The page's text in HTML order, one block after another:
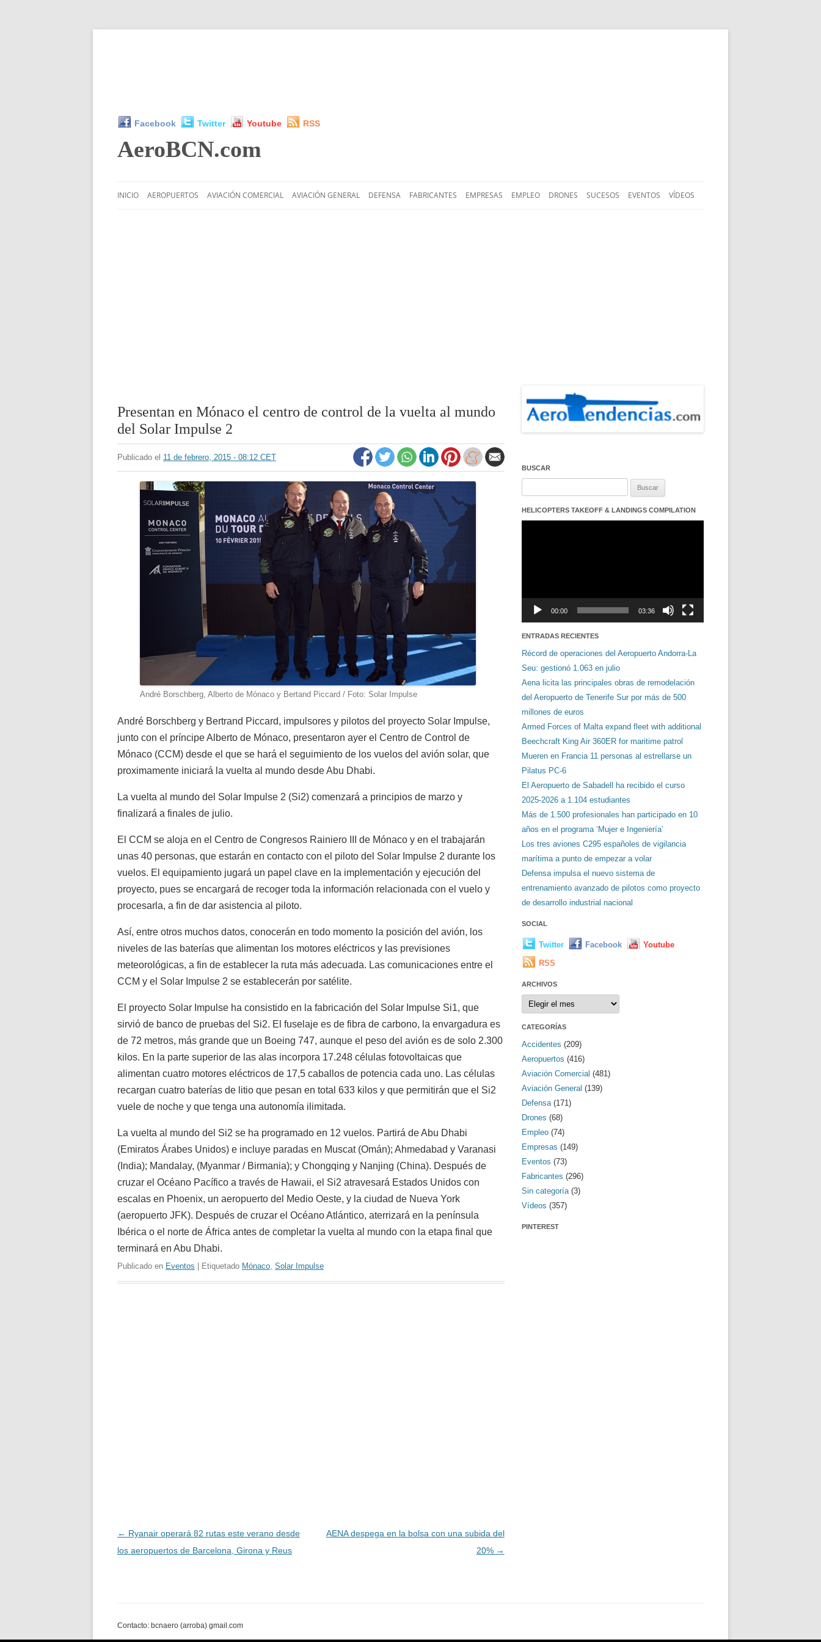
Facebook Twitter Youtube RSS
AeroBCN.com
al
INICIO AEROPUERTOS AVIACIÓN COMERCIAL AVIACIÓN GENERAL DEFENSA FABRICANTES EMPRESAS EMPLEO DRONES SUCESOS EVENTOS VÍDEOS
Presentan en Mónaco el centro de control de la vuelta al mundo
del Solar Impulse 2
Publicado el 11 de febrero, 2015 - 08:12 CET
André Borschberg, Alberto de Mónaco y Bertand Piccard / Foto: Solar Impulse
André Borschberg y Bertrand Piccard, impulsores y pilotos del proyecto Solar Impulse,
junto con el príncipe Alberto de Mónaco, presentaron ayer el Centro de Control de
Mónaco (CCM) desde el que se hará el seguimiento de los vuelos del avión solar, que
proximamente iniciará la vuelta al mundo desde Abu Dhabi.
La vuelta al mundo del Solar Impulse 2 (Si2) comenzará a principios de marzo y
finalizará a finales de julio.
El CCM se aloja en el Centro de Congresos Rainiero III de Mónaco y en el trabajarán
unas 40 personas, que estarán en contacto con el piloto del Solar Impulse 2 durante los
vuelos. El equipamiento jugará un papel clave en la implementación y ejecución del
proyecto, pues se encargará de recoger toda la información relacionada con el vuelo y
procesarla, a fin de dar asistencia al piloto.
Así, entre otros muchos datos, conocerán en todo momento la posición del avión, los
niveles de las baterías que alimentan los motores eléctricos y las previsiones
meteorológicas, a fin de establecer la ruta más adecuada. Las comunicaciones entre el
CCM y el Solar Impulse 2 se establecerán por satélite.
El proyecto Solar Impulse ha consistido en la fabricación del Solar Impulse Si1, que
sirvió de banco de pruebas del Si2. El fuselaje es de fibra de carbono, la envargadura es
de 72 metros, más grande que un Boeing 747, aunque el peso del avión es de solo 2.300
kilos. En la parte superior de las alas incorpora 17.248 células fotovoltaicas que
alimentan cuatro motores eléctricos de 17,5 caballos de potencia cada uno. Las células
recargan cuatro baterías de litio que pesan en total 633 kilos y que permitirán que el Si2
vuele de noche y que tenga una autonomía ilimitada.
La vuelta al mundo del Si2 se ha programado en 12 vuelos. Partirá de Abu Dhabi
(Emiratos Árabes Unidos) e incluye paradas en Muscat (Omán); Ahmedabad y Varanasi
(India); Mandalay, (Myanmar / Birmania); y Chongqing y Nanjing (China). Después de
cruzar el Océano Pacífico a través de Hawaii, el Si2 atravesará Estados Unidos con
escalas en Phoenix, un aeropuerto del Medio Oeste, y la ciudad de Nueva York
(aeropuerto JFK). Después de cruzar el Océano Atlántico, aterrizará en la península
Ibérica o el norte de África antes de completar la vuelta al mundo con la etapa final que
terminará en Abu Dhabi.
Publicado en Eventos | Etiquetado Mónaco Solar Impulse
Navegación
de
← Ryanair operará 82 rutas este verano desde
los aeropuertos de Barcelona, Girona y Reus
AENA despega en la bolsa con una subida del
20% →
BUSCAR
HELICOPTERS TAKEOFF & LANDINGS COMPILATION
00:00 03:36
ENTRADAS RECIENTES
Récord de operaciones del Aeropuerto Andorra-La
Seu: gestionó 1.063 en julio
Aena licita las principales obras de remodelación
del Aeropuerto de Tenerife Sur por más de 500
millones de euros
Armed Forces of Malta expand fleet with additional
Beechcraft King Air 360ER for maritime patrol
Mueren en Francia 11 personas al estrellarse un
Pilatus PC-6
El Aeropuerto de Sabadell ha recibido el curso
2025-2026 a 1.104 estudiantes
Más de 1.500 profesionales han participado en 10
años en el programa ‘Mujer e Ingeniería’
Los tres aviones C295 españoles de vigilancia
marítima a punto de empezar a volar
Defensa impulsa el nuevo sistema de
entrenamiento avanzado de pilotos como proyecto
de desarrollo industrial nacional
SOCIAL
Twitter Facebook
Youtube
RSS
ARCHIVOS
Archivos
CATEGORÍAS
Accidentes (209)
Aeropuertos (416)
Aviación Comercial (481)
Aviación General (139)
Defensa(171)
Drones (68)
Empleo (74)
Empresas (149)
Eventos (73)
Fabricantes (296)
Sin categoría(3)
Vídeos (357)
PINTEREST
Contacto: bcnaero (arroba) gmail.com